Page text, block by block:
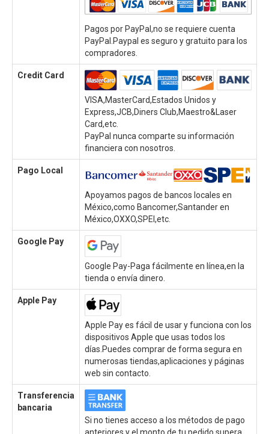
Pagos por PayPal,no se requiere cuenta
PayPal.Paypal es seguro y gratuito para los
compradores.
Credit Card
VISA,MasterCard,Estados Unidos y
Express,JCB,Diners Club,Maestro&Laser
Card,etc.
PayPal nunca comparte su información
financiera con nosotros.
Pago Local
Apoyamos pagos de bancos locales en
México,como Bancomer,Santander en
México,OXXO,SPEI,etc.
Google Pay
Google Pay-Paga fácilmente en línea,en la
tienda o envía dinero.
Apple Pay
Apple Pay es fácil de usar y funciona con los
dispositivos Apple que usas todos los
días.Puedes comprar de forma segura en
numerosas tiendas,aplicaciones y páginas
web sin contacto.
Transferencia
bancaria
Si no tienes acceso a los métodos de pago
anteriores y el monto de tu pedido supera